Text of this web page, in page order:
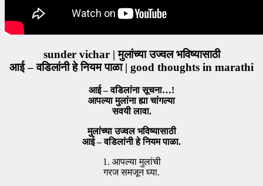
sunder vichar | मुलांच्या उज्वल भविष्यासाठी
आई – वडिलांनी हे नियम पाळा | good thoughts in marathi
आई – वडिलांना सूचना…!
आपल्या मुलांना ह्या चांगल्या
सवयी लावा.
मुलांच्या उज्वल भविष्यासाठी
आई – वडिलांनी हे नियम पाळा.
1. आपल्या मुलांची
गरज समजून घ्या.